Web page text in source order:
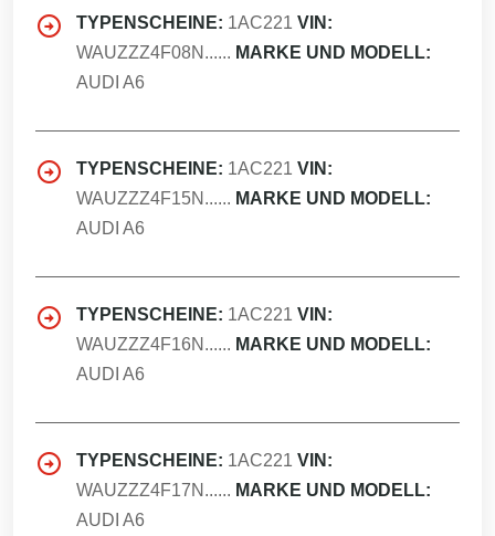
TYPENSCHEINE: 1AC221 VIN:
WAUZZZ4F08N...... MARKE UND MODELL:
AUDI A6
TYPENSCHEINE: 1AC221 VIN:
WAUZZZ4F15N...... MARKE UND MODELL:
AUDI A6
TYPENSCHEINE: 1AC221 VIN:
WAUZZZ4F16N...... MARKE UND MODELL:
AUDI A6
TYPENSCHEINE: 1AC221 VIN:
WAUZZZ4F17N...... MARKE UND MODELL:
AUDI A6